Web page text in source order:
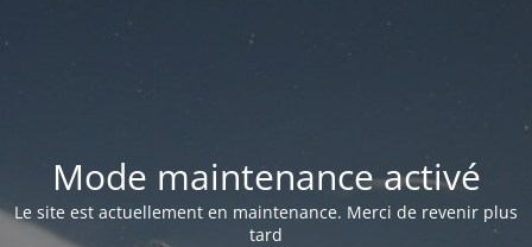
Mode maintenance activé
Le site est actuellement en maintenance. Merci de revenir plus
tard